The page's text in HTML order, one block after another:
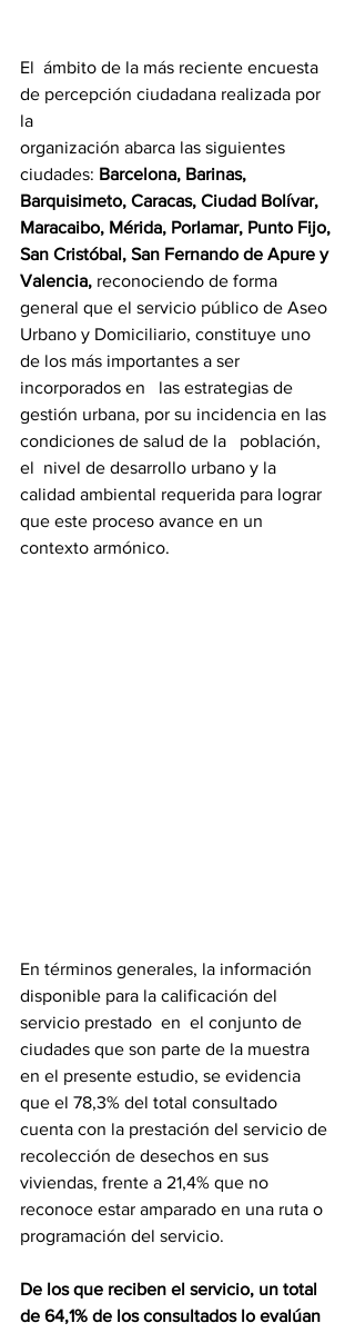
El  ámbito de la más reciente encuesta
de percepción ciudadana realizada por
la
organización abarca las siguientes
ciudades: Barcelona, Barinas,
Barquisimeto, Caracas, Ciudad Bolívar,
Maracaibo, Mérida, Porlamar, Punto Fijo,
San Cristóbal, San Fernando de Apure y
Valencia, reconociendo de forma
general que el servicio público de Aseo
Urbano y Domiciliario, constituye uno
de los más importantes a ser
incorporados en   las estrategias de
gestión urbana, por su incidencia en las
condiciones de salud de la   población,
el  nivel de desarrollo urbano y la
calidad ambiental requerida para lograr
que este proceso avance en un
contexto armónico.
En términos generales, la información
disponible para la calificación del
servicio prestado  en  el conjunto de
ciudades que son parte de la muestra
en el presente estudio, se evidencia
que el 78,3% del total consultado
cuenta con la prestación del servicio de
recolección de desechos en sus
viviendas, frente a 21,4% que no
reconoce estar amparado en una ruta o
programación del servicio.
De los que reciben el servicio, un total
de 64,1% de los consultados lo evalúan